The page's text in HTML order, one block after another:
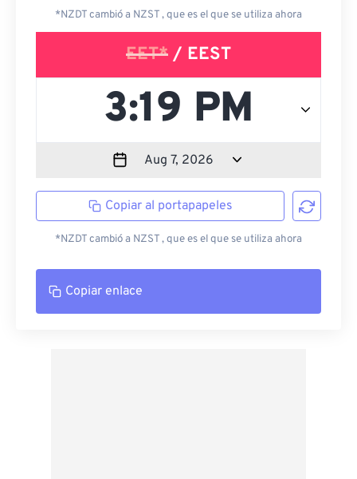
*NZDT cambió a NZST , que es el que se utiliza ahora
EET* / EEST
Copiar al portapapeles
*NZDT cambió a NZST , que es el que se utiliza ahora
Copiar enlace